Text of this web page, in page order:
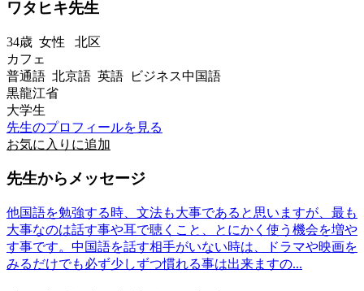
ワタヒキ先生
34歳 女性 北区
カフェ
普通語 北京語 英語 ビジネス中国語
黒龍江省
大学生
先生のプロフィールを見る
お気に入りに追加
先生からメッセージ
他国語を勉強する時、文法も大事であると思いますが、最も
大事なのは話す事や耳で聴くこと、とにかく使う機会を増や
す事です。中国語を話す相手がいない時は、ドラマや映画を
みるだけでも必ず少しずつ慣れる事は出来ますの...